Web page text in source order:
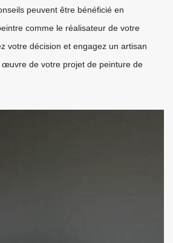
peuvent être bénéficié en
comme le réalisateur de votre
votre décision et engagez un artisan
de votre projet de peinture de